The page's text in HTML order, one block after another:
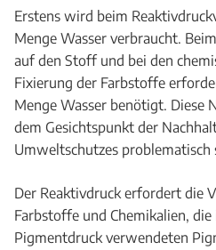
Erstens wird beim
Menge Wasser verbraucht.
auf den Stoff und bei den
Fixierung der Farbstoffe
Menge Wasser benötigt. Diese
dem Gesichtspunkt der
Umweltschutzes problematisch
Der Reaktivdruck erfordert die
Farbstoffe und Chemikalien,
Pigmentdruck verwendeten